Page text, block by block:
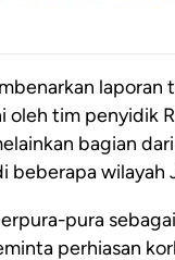
oleh tim penyidik
bagian
beberapa wilayah
pura
perhiasan